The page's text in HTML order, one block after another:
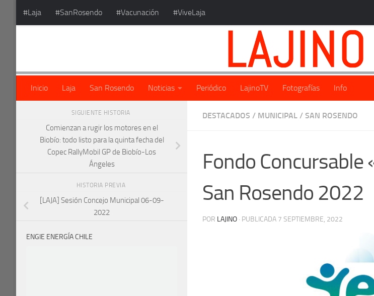
Saltar al contenido
#Laja #SanRosendo #Vacunación #ViveLaja
Inicio Laja San Rosendo Noticias Periódico LajinoTV Fotografías Info
DESTACADOS / MUNICIPAL / SAN ROSENDO
Fondo Concursable
San Rosendo 2022
POR LAJINO · PUBLICADA 7 SEPTIEMBRE, 2022
SIGUIENTE HISTORIA
Comienzan a rugir los motores en el
Biobío: todo listo para la quinta fecha del
Copec RallyMobil GP de Biobío-Los
Ángeles
HISTORIA PREVIA
[LAJA] Sesión Concejo Municipal 06-09-
2022
ENGIE ENERGÍA CHILE